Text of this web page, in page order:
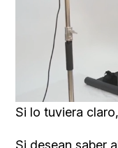
Si lo tuviera
Si desean saber